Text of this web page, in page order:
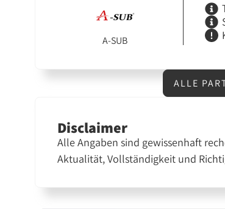
A-SUB
ALLE
Disclaimer
Alle Angaben sind gewissenhaft
Aktualität, Vollständigkeit und